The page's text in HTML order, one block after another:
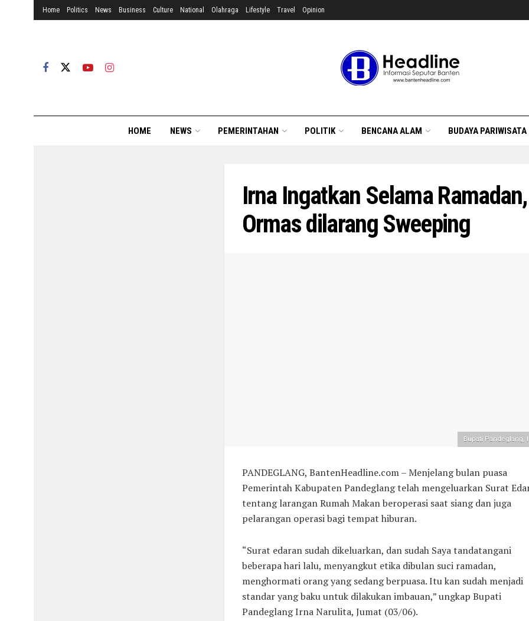
Home Politics News Business Culture National Olahraga Lifestyle Travel Opinion
HOME NEWS PEMERINTAHAN POLITIK BENCANA ALAM BUDAYA PARIWISATA
Irna Ingatkan Selama Ramadan,
Ormas dilarang Sweeping
Bupati Pandeglang,
PANDEGLANG, BantenHeadline.com – Menjelang bulan puasa
Pemerintah Kabupaten Pandeglang telah mengeluarkan Surat
tentang larangan Rumah Makan beroperasi saat siang dan juga
pelarangan operasi bagi tempat hiburan.
“Surat edaran sudah dikeluarkan, dan sudah Saya tandatangani
beberapa hari lalu, menyangkut etika dibulan suci ramadan,
menghormati orang yang sedang berpuasa. Itu kan sudah menjadi
standar yang baku untuk dilakukan imbauan,” ungkap Bupati
Pandeglang Irna Narulita, Jumat (03/06).